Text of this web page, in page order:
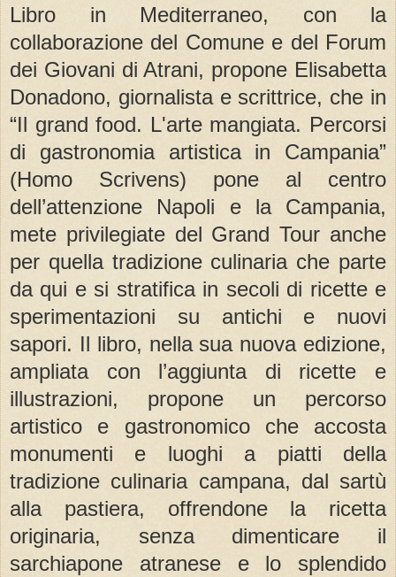
Libro in Mediterraneo, con la
collaborazione del Comune e del Forum
dei Giovani di Atrani, propone Elisabetta
Donadono, giornalista e scrittrice, che in
“Il grand food. L'arte mangiata. Percorsi
di gastronomia artistica in Campania”
(Homo Scrivens) pone al centro
dell’attenzione Napoli e la Campania,
mete privilegiate del Grand Tour anche
per quella tradizione culinaria che parte
da qui e si stratifica in secoli di ricette e
sperimentazioni su antichi e nuovi
sapori. Il libro, nella sua nuova edizione,
ampliata con l’aggiunta di ricette e
illustrazioni, propone un percorso
artistico e gastronomico che accosta
monumenti e luoghi a piatti della
tradizione culinaria campana, dal sartù
alla pastiera, offrendone la ricetta
originaria, senza dimenticare il
sarchiapone atranese e lo splendido